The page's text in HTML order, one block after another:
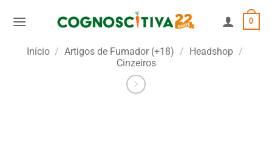
0
Início / Artigos de Fumador (+18) / Headshop /
Cinzeiros